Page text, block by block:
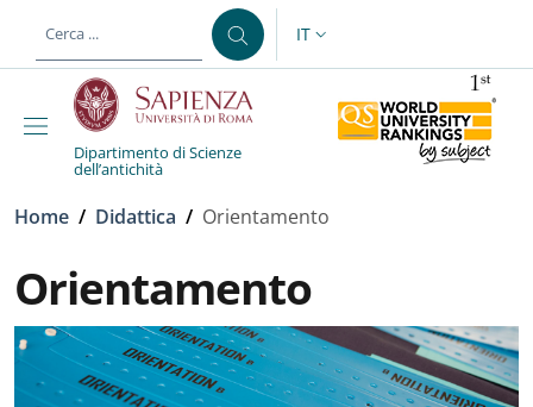
al contenuto principale
SELETTORE LINGUA:
IT
Dipartimento di Scienze
dell’antichità
Briciole di pane
Home / Didattica / Orientamento
Orientamento